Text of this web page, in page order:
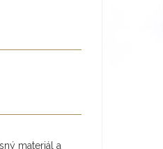
materiál a